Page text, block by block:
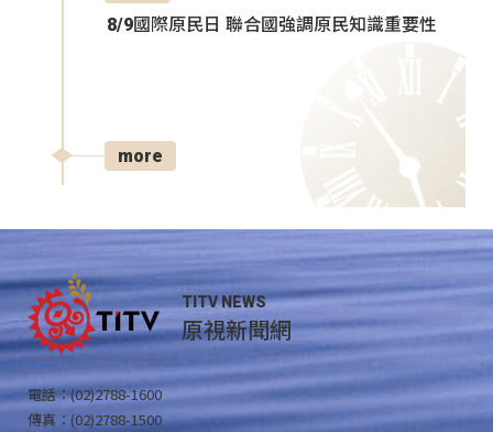
8/9國際原民日 聯合國強調原民知識重要性
more
TITV NEWS
原視新聞網
電話：(02)2788-1600
傳真：(02)2788-1500